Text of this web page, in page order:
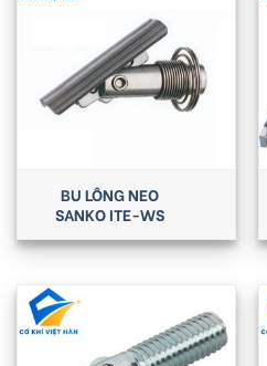
BU LÔNG NEO
SANKO ITE-WS